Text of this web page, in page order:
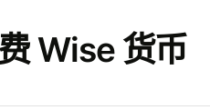
Wise 货币